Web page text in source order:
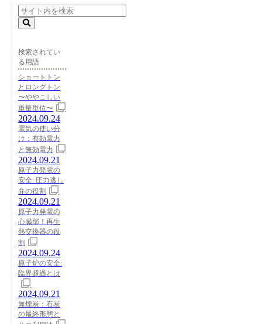
検索されてい
る用語
ショートトン
とロングトン
〜ややこしい
重量単位〜
2024.09.24
電気の使い分
け：有効電力
と無効電力
2024.09.21
原子力発電の
安全: 圧力逃し
弁の役割
2024.09.21
原子力発電の
心臓部！再生
熱交換器の役
割
2024.09.24
原子炉の安全:
臨界超過とは
2024.09.21
無煙炭：石炭
の最終形態と